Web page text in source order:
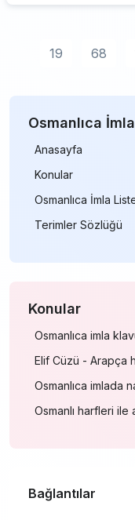
19 68
Osmanlıca İmla
Anasayfa
Konular
Osmanlıca İmla
Terimler Sözlüğü
Konular
Osmanlıca imla
Elif Cüzü - Arapça
Osmanlıca imlada
Osmanlı harfleri ile
Bağlantılar